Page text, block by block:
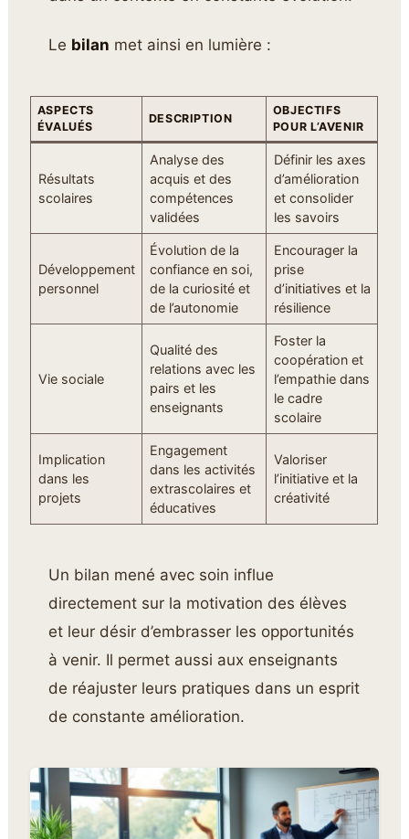
Le bilan met ainsi en lumière :
ASPECTS
ÉVALUÉS
DESCRIPTION
OBJECTIFS
POUR L’AVENIR
Résultats
scolaires
Analyse des
acquis et des
compétences
validées
Définir les axes
d’amélioration
et consolider
les savoirs
Développement
personnel
Évolution de la
confiance en soi,
de la curiosité et
de l’autonomie
Encourager la
prise
d’initiatives et la
résilience
Vie sociale
Qualité des
relations avec les
pairs et les
enseignants
Foster la
coopération et
l’empathie dans
le cadre
scolaire
Implication
dans les
projets
Engagement
dans les activités
extrascolaires et
éducatives
Valoriser
l’initiative et la
créativité
Un bilan mené avec soin influe
directement sur la motivation des élèves
et leur désir d’embrasser les opportunités
à venir. Il permet aussi aux enseignants
de réajuster leurs pratiques dans un esprit
de constante amélioration.